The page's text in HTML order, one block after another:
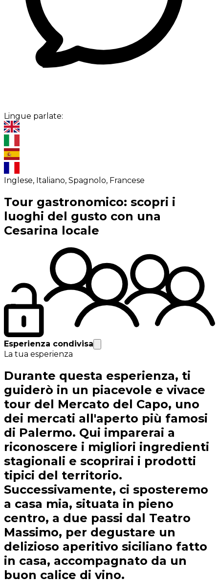
Lingue parlate:
Inglese, Italiano, Spagnolo, Francese
Tour gastronomico: scopri i
luoghi del gusto con una
Cesarina locale
Esperienza condivisa
La tua esperienza
Durante questa esperienza, ti
guiderò in un piacevole e vivace
tour del Mercato del Capo, uno
dei mercati all'aperto più famosi
di Palermo. Qui imparerai a
riconoscere i migliori ingredienti
stagionali e scoprirai i prodotti
tipici del territorio.
Successivamente, ci sposteremo
a casa mia, situata in pieno
centro, a due passi dal Teatro
Massimo, per degustare un
delizioso aperitivo siciliano fatto
in casa, accompagnato da un
buon calice di vino.